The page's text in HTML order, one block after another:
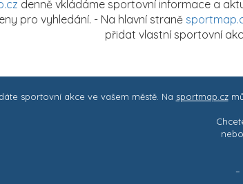
denně vkládáme sportovní informace a
pro vyhledání. - Na hlavní straně
přidat vlastní sportovní
sportovní akce ve vašem městě. Na sportmap.cz
–